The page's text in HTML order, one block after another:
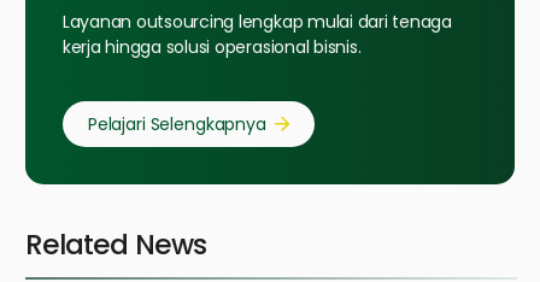
Layanan outsourcing lengkap mulai dari tenaga
kerja hingga solusi operasional bisnis.
Pelajari Selengkapnya
Related News